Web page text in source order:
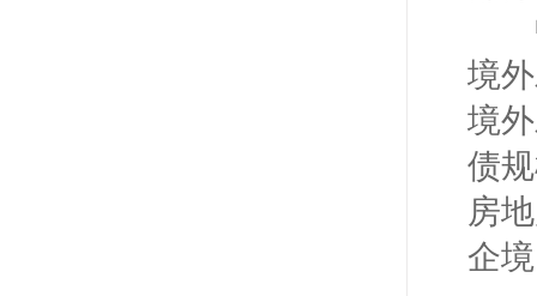
中
境
境
债
房
企